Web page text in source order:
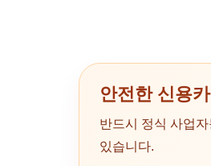
안전한 신용
반드시 정식 사업
있습니다.